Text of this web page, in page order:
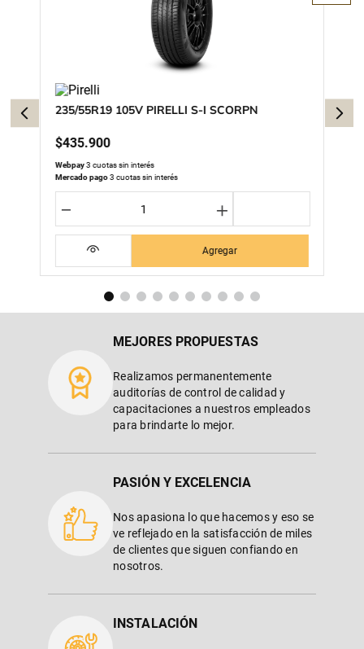
235/55R19 105V PIRELLI S-I SCORPN
$435.900
Webpay3 cuotas sin interés
Mercado pago3 cuotas sin interés
＋
－
Agregar
MEJORES PROPUESTAS
Realizamos permanentemente
auditorías de control de calidad y
capacitaciones a nuestros empleados
para brindarte lo mejor.
PASIÓN Y EXCELENCIA
Nos apasiona lo que hacemos y eso se
ve reflejado en la satisfacción de miles
de clientes que siguen confiando en
nosotros.
INSTALACIÓN